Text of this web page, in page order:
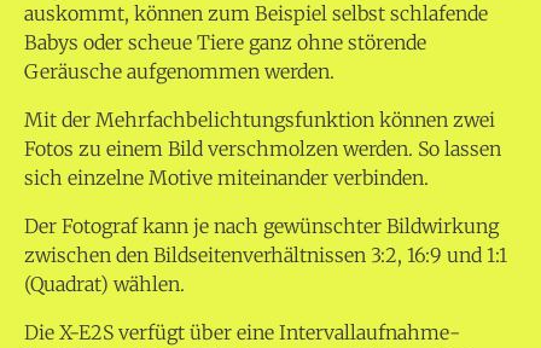
auskommt, können zum Beispiel selbst schlafende
Babys oder scheue Tiere ganz ohne störende
Geräusche aufgenommen werden.
Mit der Mehrfachbelichtungsfunktion können zwei
Fotos zu einem Bild verschmolzen werden. So lassen
sich einzelne Motive miteinander verbinden.
Der Fotograf kann je nach gewünschter Bildwirkung
zwischen den Bildseitenverhältnissen 3:2, 16:9 und 1:1
(Quadrat) wählen.
Die X-E2S verfügt über eine Intervallaufnahme-